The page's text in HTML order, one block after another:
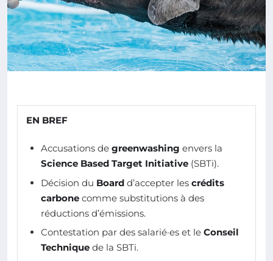
EN BREF
Accusations de greenwashing envers la
Science Based Target Initiative (SBTi).
Décision du Board d’accepter les crédits
carbone comme substitutions à des
réductions d’émissions.
Contestation par des salarié·es et le Conseil
Technique de la SBTi.